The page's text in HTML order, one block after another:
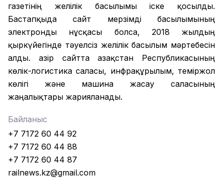
газетінің желілік басылымы іске қосылды.
Бастапқыда сайт мерзімді басылымының
электронды нұсқасы болса, 2018 жылдың
қыркүйегінде тәуелсіз желілік басылым мәртебесін
алды. Қазір сайтта Қазақстан Республикасының
көлік-логистика саласы, инфрақұрылым, теміржол
көлігі және машина жасау саласының
жаңалықтары жарияланады.
Байланыс
+7 7172 60 44 92
+7 7172 60 44 88
+7 7172 60 44 87
railnews.kz@gmail.com